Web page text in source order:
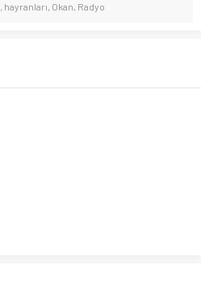
, hayranları, Okan, Radyo